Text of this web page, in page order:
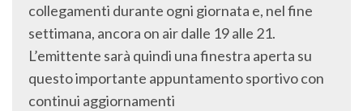
collegamenti durante ogni giornata e, nel fine
settimana, ancora on air dalle 19 alle 21.
L’emittente sarà quindi una finestra aperta su
questo importante appuntamento sportivo con
continui aggiornamenti